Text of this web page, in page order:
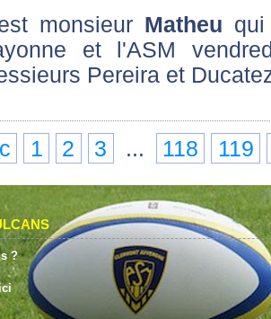
monsieur Matheu
et l'ASM
Pereira et
1 2 3 ... 118 119
?